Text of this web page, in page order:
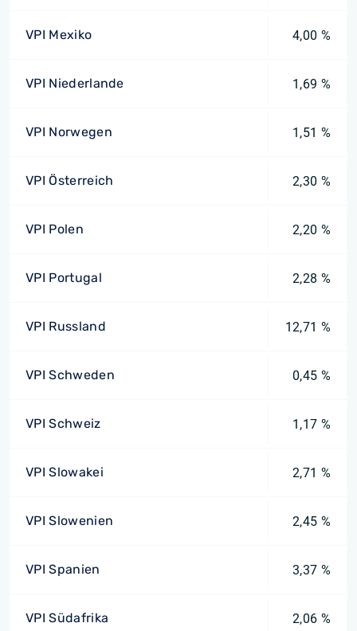
VPI Mexiko 4,00 %
VPI Niederlande 1,69 %
VPI Norwegen 1,51 %
VPI Österreich 2,30 %
VPI Polen 2,20 %
VPI Portugal 2,28 %
VPI Russland 12,71 %
VPI Schweden 0,45 %
VPI Schweiz 1,17 %
VPI Slowakei 2,71 %
VPI Slowenien 2,45 %
VPI Spanien 3,37 %
VPI Südafrika 2,06 %